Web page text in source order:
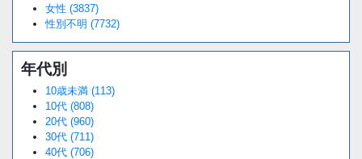
女性 (3837)
性別不明 (7732)
年代別
10歳未満 (113)
10代 (808)
20代 (960)
30代 (711)
40代 (706)